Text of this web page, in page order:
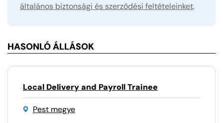
általános biztonsági és szerződési feltételeinket.
HASONLÓ ÁLLÁSOK
Local Delivery and Payroll Trainee
Pest megye